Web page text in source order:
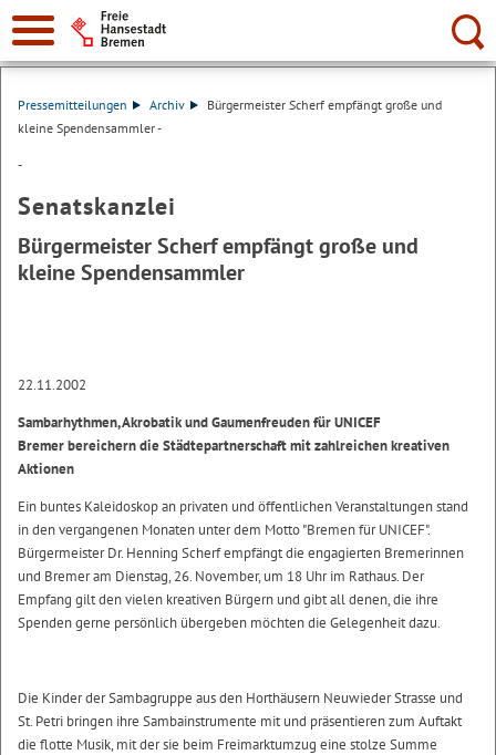
Suche:
Pressemitteilungen Archiv
Bürgermeister Scherf empfängt große und
kleine Spendensammler -
-
Senatskanzlei
Bürgermeister Scherf empfängt große und
kleine Spendensammler
22.11.2002
Sambarhythmen, Akrobatik und Gaumenfreuden für UNICEF
Bremer bereichern die Städtepartnerschaft mit zahlreichen kreativen
Aktionen
Ein buntes Kaleidoskop an privaten und öffentlichen Veranstaltungen stand
in den vergangenen Monaten unter dem Motto "Bremen für UNICEF".
Bürgermeister Dr. Henning Scherf empfängt die engagierten Bremerinnen
und Bremer am Dienstag, 26. November, um 18 Uhr im Rathaus. Der
Empfang gilt den vielen kreativen Bürgern und gibt all denen, die ihre
Spenden gerne persönlich übergeben möchten die Gelegenheit dazu.
Die Kinder der Sambagruppe aus den Horthäusern Neuwieder Strasse und
St. Petri bringen ihre Sambainstrumente mit und präsentieren zum Auftakt
die flotte Musik, mit der sie beim Freimarktumzug eine stolze Summe